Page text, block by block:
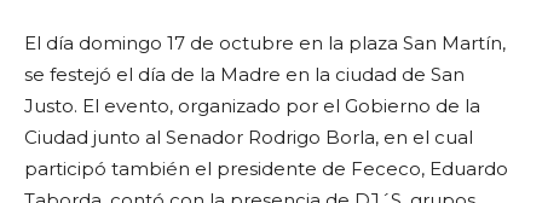
El día domingo 17 de octubre en la plaza San Martín,
se festejó el día de la Madre en la ciudad de San
Justo. El evento, organizado por el Gobierno de la
Ciudad junto al Senador Rodrigo Borla, en el cual
participó también el presidente de Fececo, Eduardo